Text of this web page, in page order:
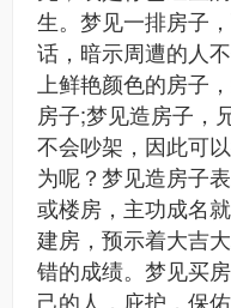
生。梦见一排房子
话，暗示周遭的人
上鲜艳颜色的房子
房子;梦见造房子，
不会吵架，因此可
为呢？梦见造房子
或楼房，主功成名
建房，预示着大吉
错的成绩。梦见买
己的人，庇护，保